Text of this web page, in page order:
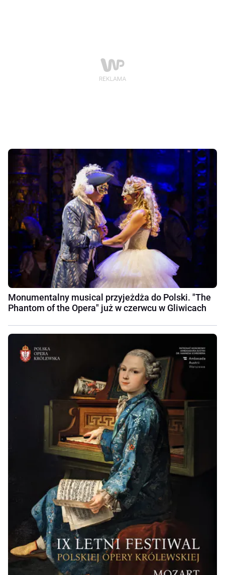
Monumentalny musical przyjeżdża do Polski. "The
Phantom of the Opera" już w czerwcu w Gliwicach